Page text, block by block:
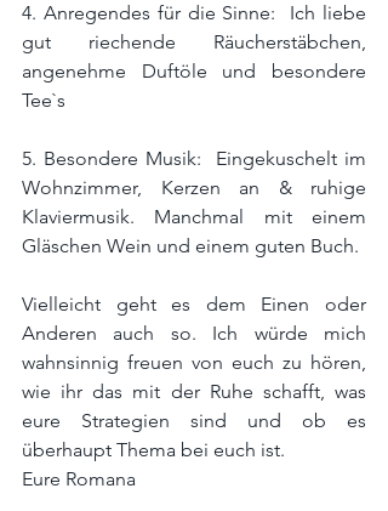
4. Anregendes für die Sinne:  Ich liebe
gut riechende Räucherstäbchen,
angenehme Duftöle und besondere
Tee`s
5. Besondere Musik:  Eingekuschelt im
Wohnzimmer, Kerzen an & ruhige
Klaviermusik. Manchmal mit einem
Gläschen Wein und einem guten Buch.
Vielleicht geht es dem Einen oder
Anderen auch so. Ich würde mich
wahnsinnig freuen von euch zu hören,
wie ihr das mit der Ruhe schafft, was
eure Strategien sind und ob es
überhaupt Thema bei euch ist.
Eure Romana